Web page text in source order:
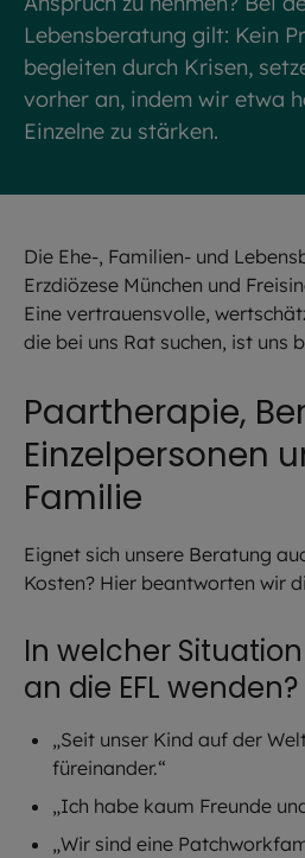
Lebensberatung gilt: Kein
begleiten durch Krisen,
vorher an, indem wir etwa
Einzelne zu stärken.
Die Ehe-, Familien- und
Erzdiözese München und
Eine vertrauensvolle,
die bei uns Rat suchen, ist uns
Paartherapie,
Einzelpersonen
Familie
Eignet sich unsere Beratung
Kosten? Hier beantworten wir
In welcher
an die EFL wenden?
„Seit unser Kind auf der
füreinander.“
„Ich habe kaum Freunde
„Wir sind eine